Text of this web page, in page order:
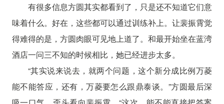
有很多信息方圆其实都看到了，只是还不知道它们意
味着什么。好在，这些都可以通过训练补上。让裴振霄觉
得难得的是，方圆肉眼可见地上道了。和最开始坐在蓝湾
酒店一问三不知的时候相比，她已经进步太多。
“其实说来说去，就两个问题，这个新分成比例万菱
能不能答应，还有，万菱要怎么跟鼎泰谈。”方圆最后深